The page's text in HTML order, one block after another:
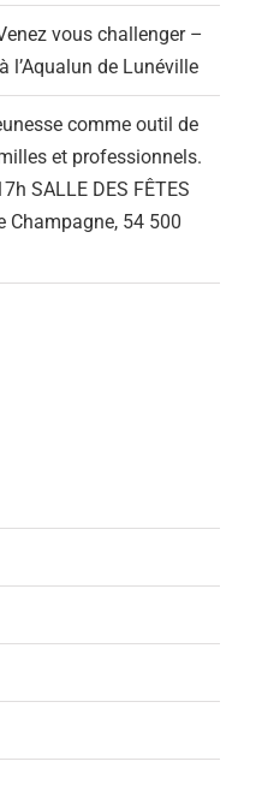
vous challenger –
l’Aqualun de Lunéville
comme outil de
et professionnels.
SALLE DES FÊTES
Champagne, 54 500